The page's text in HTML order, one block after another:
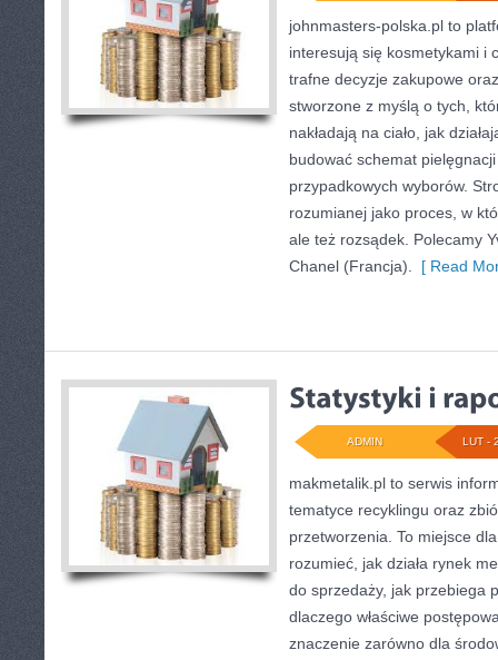
johnmasters-polska.pl to
interesują się kosmetykami i
trafne decyzje zakupowe
stworzone z myślą o tych,
nakładają na ciało, jak
budować schemat
przypadkowych wyborów.
rozumianej jako proces, w
ale też rozsądek. Polecamy
Chanel (Francja).
[ Read
LUT -
ADMIN
makmetalik.pl to serwis
tematyce recyklingu oraz
przetworzenia. To miejsce
rozumieć, jak działa rynek
do sprzedaży, jak przebiega
dlaczego właściwe
znaczenie zarówno dla